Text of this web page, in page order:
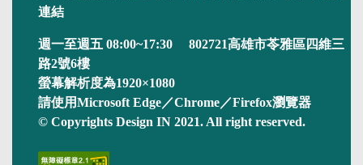
連結
週一至週五 08:00~17:30 802721高雄市苓雅區四維三
路2號6樓
螢幕解析度為1920×1080
請使用Microsoft Edge／Chrome／Firefox瀏覽器
© Copyrights Design IN 2021. All right reserved.